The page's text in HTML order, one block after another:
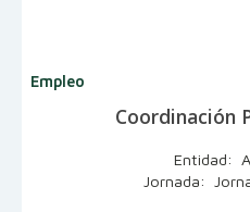
Empleo
Coordinación
Entidad:
Jornada: